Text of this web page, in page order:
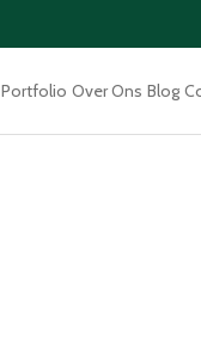
Portfolio Over Ons Blog